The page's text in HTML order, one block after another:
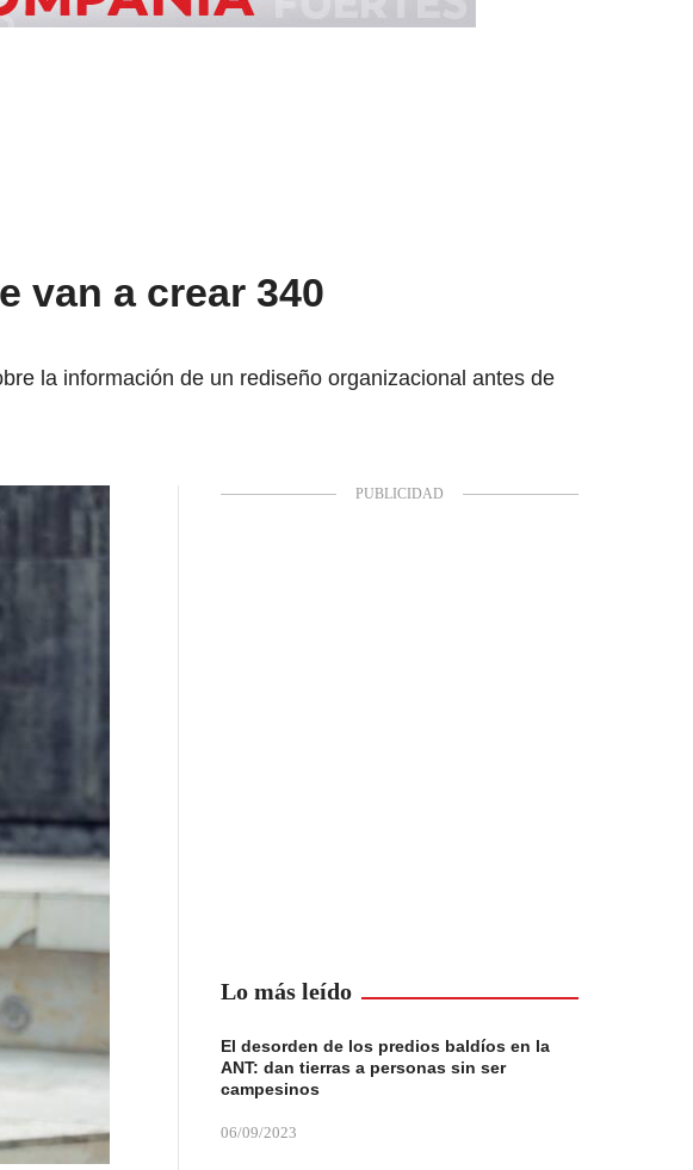
van a crear 340
la información de un rediseño organizacional antes de
Lo más leído
El desorden de los predios baldíos en la
ANT: dan tierras a personas sin ser
campesinos
06/09/2023